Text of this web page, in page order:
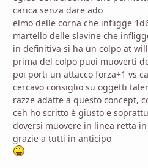
carica senza dare ado
elmo delle corna che infligge
martello delle slavine che
in definitiva si ha un colpo at
prima del colpo puoi muoverti
poi porti un attacco forza+1 vs
cercavo consiglio su oggetti
razze adatte a questo concept,
ceh ho scritto è giusto e
doversi muovere in linea retta
grazie a tutti in anticipo